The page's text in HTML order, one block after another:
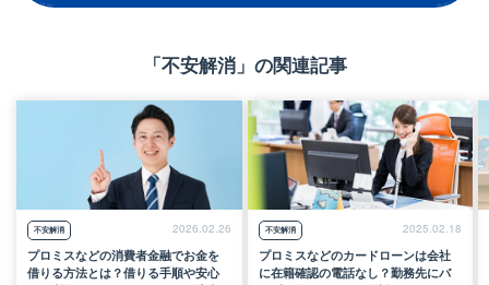
※18～74歳までのお客さまが対象です
「不安解消」の関連記事
不安解消 2026.02.26
プロミスなどの消費者金融でお金を
借りる方法とは？借りる手順や安心
不安解消 2025.02.18
プロミスなどのカードローンは会社
に在籍確認の電話なし？勤務先にバ